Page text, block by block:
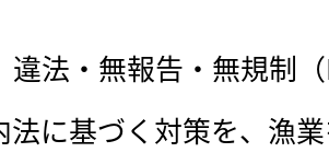
法・無報告・無規制
法に基づく対策を、漁